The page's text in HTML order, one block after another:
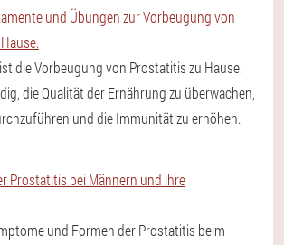
und Übungen zur Vorbeugung von
die Vorbeugung von Prostatitis zu Hause.
die Qualität der Ernährung zu überwachen,
und die Immunität zu erhöhen.
Prostatitis bei Männern und ihre
und Formen der Prostatitis beim